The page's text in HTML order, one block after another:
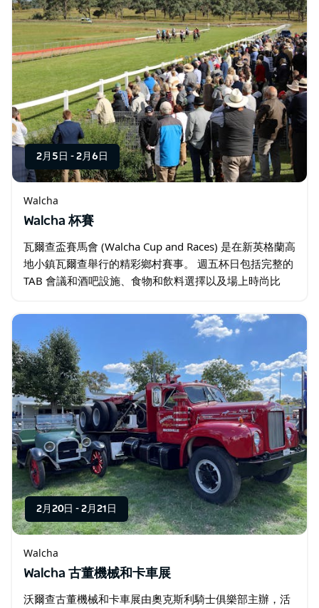
2月5日 - 2月6日
Walcha
Walcha 杯賽
瓦爾查盃賽馬會 (Walcha Cup and Races) 是在新英格蘭高
地小鎮瓦爾查舉行的精彩鄉村賽事。 週五杯日包括完整的
TAB 會議和酒吧設施、食物和飲料選擇以及場上時尚比
淇淋…
2月20日 - 2月21日
Walcha
Walcha 古董機械和卡車展
沃爾查古董機械和卡車展由奧克斯利騎士俱樂部主辦，活